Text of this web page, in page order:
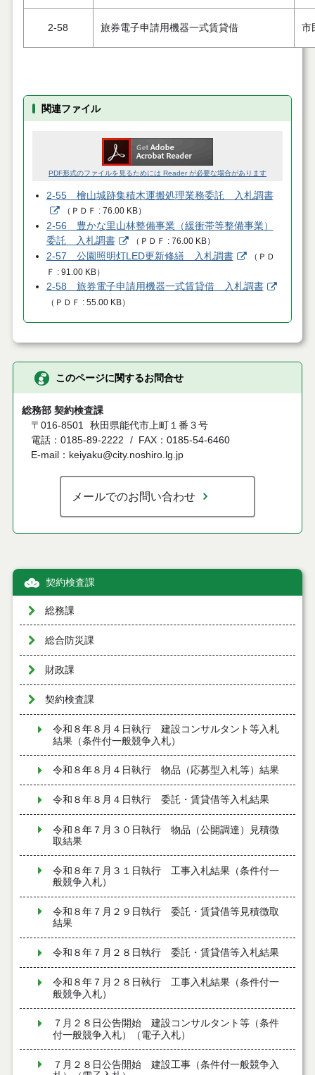
2-58 旅券電子申請用機器一式賃貸借 市
関連ファイル
PDF形式のファイルを見るためには Reader が必要な場合があります
2-55 檜山城跡集積木運搬処理業務委託 入札調書
（ ＰＤＦ 76.00 KB）
2-56 豊かな里山林整備事業（緩衝帯等整備事業）
委託 入札調書
（ ＰＤＦ 76.00 KB）
2-57 公園照明灯LED更新修繕 入札調書 （ ＰＤ
Ｆ
91.00 KB）
2-58 旅券電子申請用機器一式賃貸借 入札調書
（ ＰＤＦ 55.00 KB）
このページに関するお問合せ
総務部 契約検査課
〒016-8501 秋田県能代市上町１番３号
電話：0185-89-2222
FAX：0185-54-6460
E-mail：keiyaku@city.noshiro.lg.jp
メールでのお問い合わせ
契約検査課
総務課
総合防災課
財政課
契約検査課
令和８年８月４日執行 建設コンサルタント等入札
結果（条件付一般競争入札）
令和８年８月４日執行 物品（応募型入札等）結果
令和８年８月４日執行 委託・賃貸借等入札結果
令和８年７月３０日執行 物品（公開調達）見積徴
取結果
令和８年７月３１日執行 工事入札結果（条件付一
般競争入札）
令和８年７月２９日執行 委託・賃貸借等見積徴取
結果
令和８年７月２８日執行 委託・賃貸借等入札結果
令和８年７月２８日執行 工事入札結果（条件付一
般競争入札）
７月２８日公告開始 建設コンサルタント等（条件
付一般競争入札）（電子入札）
７月２８日公告開始 建設工事（条件付一般競争入